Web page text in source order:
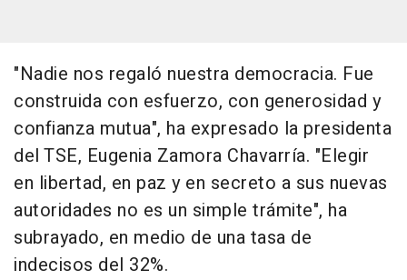
"Nadie nos regaló nuestra democracia. Fue
construida con esfuerzo, con generosidad y
confianza mutua", ha expresado la presidenta
del TSE, Eugenia Zamora Chavarría. "Elegir
en libertad, en paz y en secreto a sus nuevas
autoridades no es un simple trámite", ha
subrayado, en medio de una tasa de
indecisos del 32%.